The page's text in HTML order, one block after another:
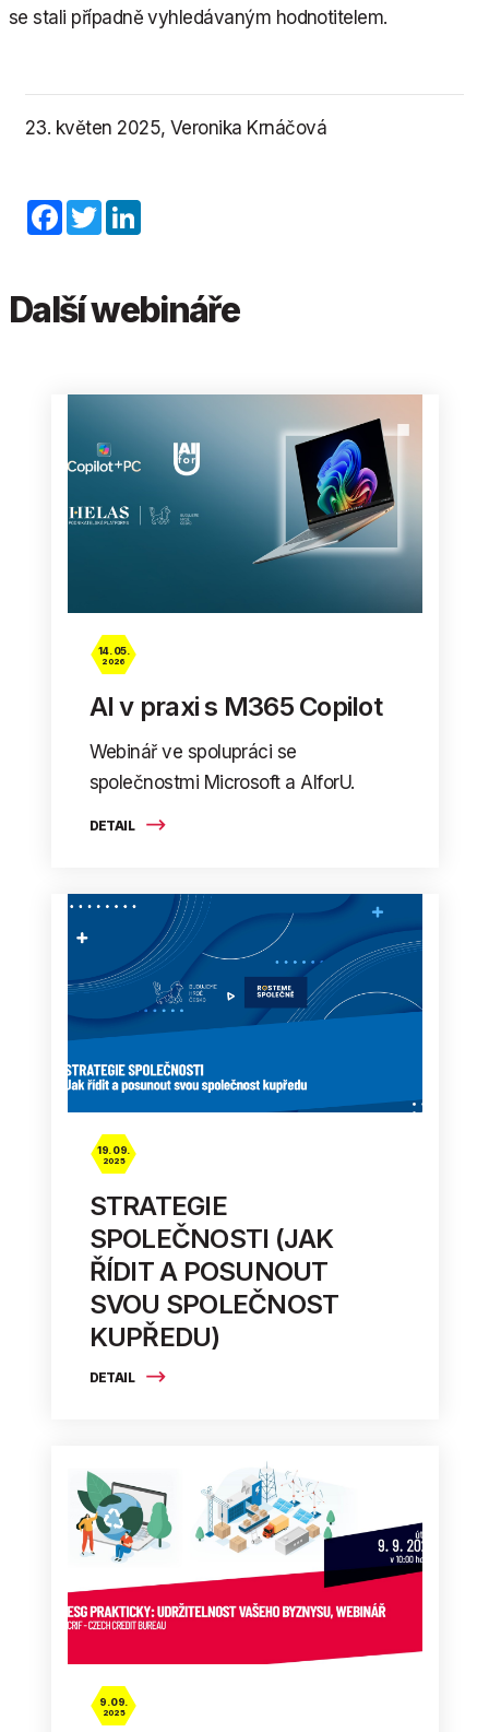
se stali případně vyhledávaným hodnotitelem.
23. květen 2025, Veronika Krnáčová
Facebook
Twitter
Další webináře
DETAIL
14. 05.
2026
AI v praxi s M365 Copilot
Webinář ve spolupráci se
společnostmi Microsoft a AIforU.
DETAIL
19. 09.
2025
STRATEGIE
SPOLEČNOSTI (JAK
ŘÍDIT A POSUNOUT
SVOU SPOLEČNOST
KUPŘEDU)
9. 09.
2025